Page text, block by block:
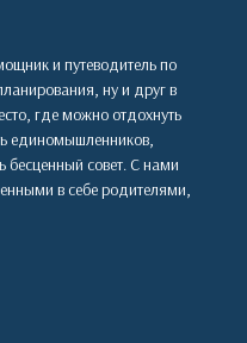
и путеводитель по
ну и друг в
где можно отдохнуть
единомышленников,
бесценный совет. С нами
в себе родителями,